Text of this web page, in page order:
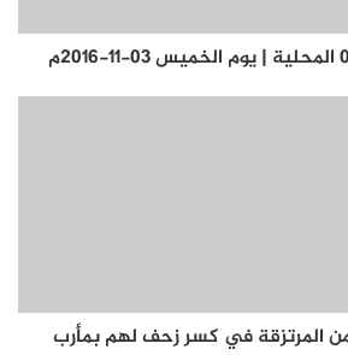
المرتزقة في كسر زحف لهم بمأرب